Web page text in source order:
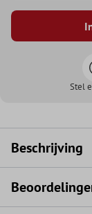
Stel
Beschrijving